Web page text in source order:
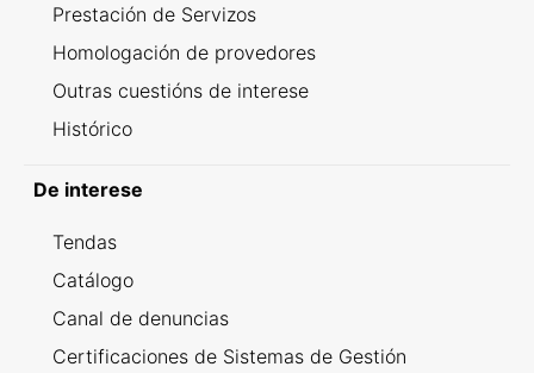
Prestación de Servizos
Homologación de provedores
Outras cuestións de interese
Histórico
De interese
Tendas
Catálogo
Canal de denuncias
Certificaciones de Sistemas de Gestión